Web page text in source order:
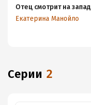
Отец смотрит на запад
Екатерина Манойло
Серии 2